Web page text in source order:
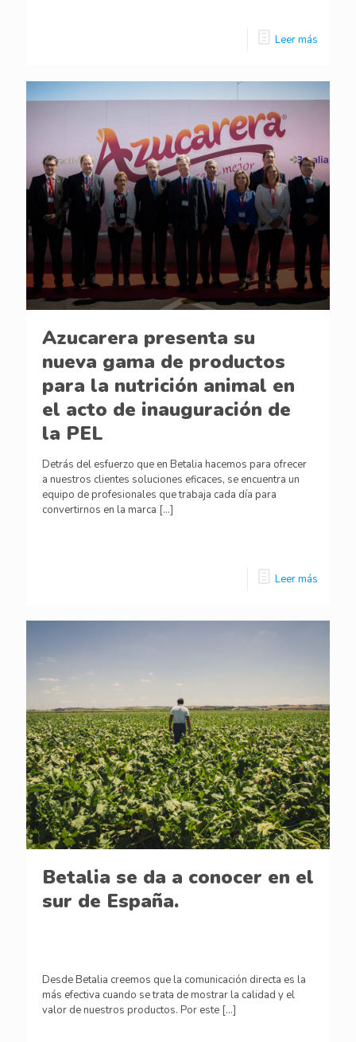
Leer más
Azucarera presenta su
nueva gama de productos
para la nutrición animal en
el acto de inauguración de
la PEL
Detrás del esfuerzo que en Betalia hacemos para ofrecer
a nuestros clientes soluciones eficaces, se encuentra un
equipo de profesionales que trabaja cada día para
convertirnos en la marca […]
Leer más
Betalia se da a conocer en el
sur de España.
Desde Betalia creemos que la comunicación directa es la
más efectiva cuando se trata de mostrar la calidad y el
valor de nuestros productos. Por este […]